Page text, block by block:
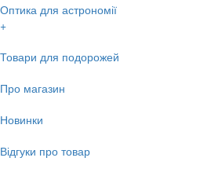
Оптика для астрономії
+
Товари для подорожей
Про магазин
Новинки
Відгуки про товар